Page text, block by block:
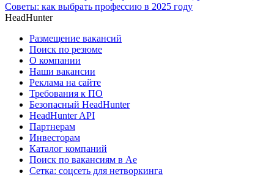
Советы: как выбрать профессию в 2025 году
HeadHunter
Размещение вакансий
Поиск по резюме
О компании
Наши вакансии
Реклама на сайте
Требования к ПО
Безопасный HeadHunter
HeadHunter API
Партнерам
Инвесторам
Каталог компаний
Поиск по вакансиям в Ае
Сетка: соцсеть для нетворкинга